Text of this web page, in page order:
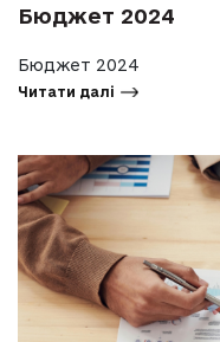
Бюджет 2024
Бюджет 2024
Читати далі